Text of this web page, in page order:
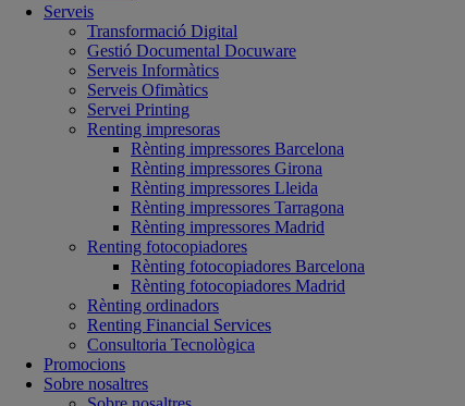
Serveis
Transformació Digital
Gestió Documental Docuware
Serveis Informàtics
Serveis Ofimàtics
Servei Printing
Renting impresoras
Rènting impressores Barcelona
Rènting impressores Girona
Rènting impressores Lleida
Rènting impressores Tarragona
Rènting impressores Madrid
Renting fotocopiadores
Rènting fotocopiadores Barcelona
Rènting fotocopiadores Madrid
Rènting ordinadors
Renting Financial Services
Consultoria Tecnològica
Promocions
Sobre nosaltres